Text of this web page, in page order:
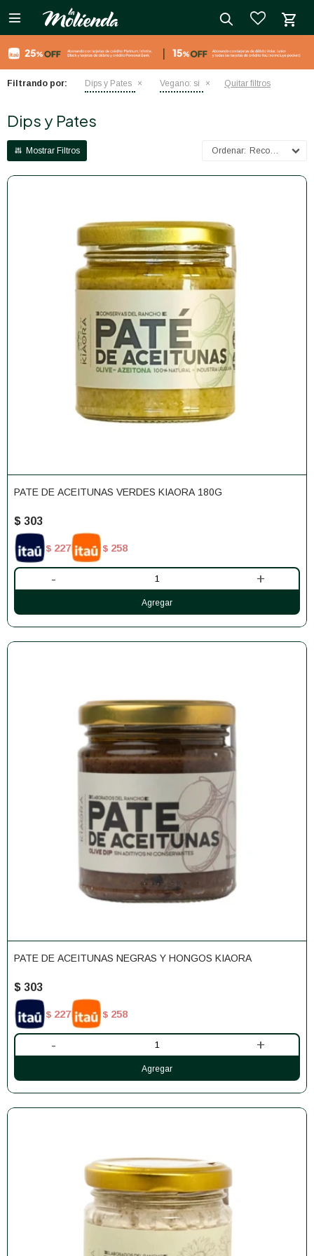

Filtrando por: Dips y Pates Vegano: si Quitar filtros
Dips y Pates
Recomendados
PATE DE ACEITUNAS VERDES KIAORA 180G
$ 303
$ 227 $ 258
- +
PATE DE ACEITUNAS NEGRAS Y HONGOS KIAORA
$ 303
$ 227 $ 258
- +